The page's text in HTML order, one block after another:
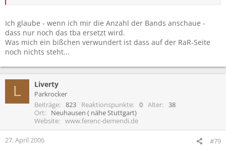
Ich glaube - wenn ich mir die Anzahl der Bands anschaue -
dass nur noch das tba ersetzt wird.
Was mich ein bißchen verwundert ist dass auf der RaR-Seite
noch nichts steht...
L Liverty
Parkrocker
Beiträge
823 Reaktionspunkte 0 Alter
38
Ort
Neuhausen ( nähe Stuttgart)
Website
www.ferenc-demendi.de
27. April 2006 #79